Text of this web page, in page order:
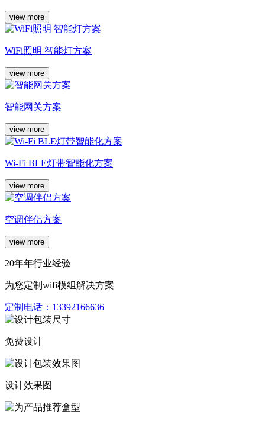
view more
WiFi照明 智能灯方案
view more
智能网关方案
view more
Wi-Fi BLE灯带智能化方案
view more
空调伴侣方案
view more
20年年行业经验
为您定制wifi模组解决方案
定制电话： 13392166636
免费设计
设计效果图